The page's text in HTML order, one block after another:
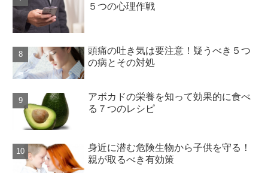
５つの心理作戦
頭痛の吐き気は要注意！疑うべき５つ
の病とその対処
アボカドの栄養を知って効果的に食べ
る７つのレシピ
身近に潜む危険生物から子供を守る！
親が取るべき有効策